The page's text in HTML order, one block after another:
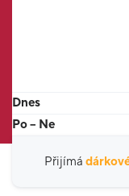
Dnes
Po – Ne
Přijímá